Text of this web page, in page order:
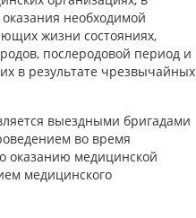
оказания необходимой
жизни состояниях,
послеродовой период и
в результате чрезвычайных
выездными бригадами
во время
оказанию медицинской
медицинского